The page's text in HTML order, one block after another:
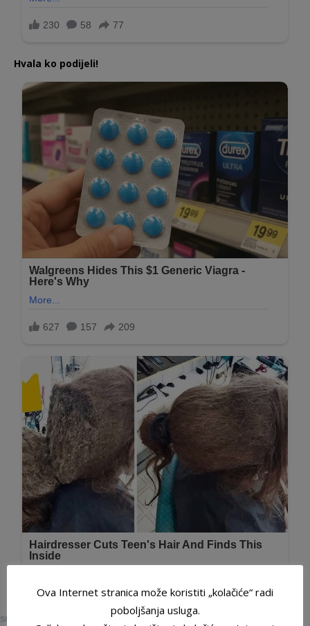
Hvala ko podijeli!
Ova Internet stranica može koristiti „kolačiće“ radi
poboljšanja usluga.
SHARES